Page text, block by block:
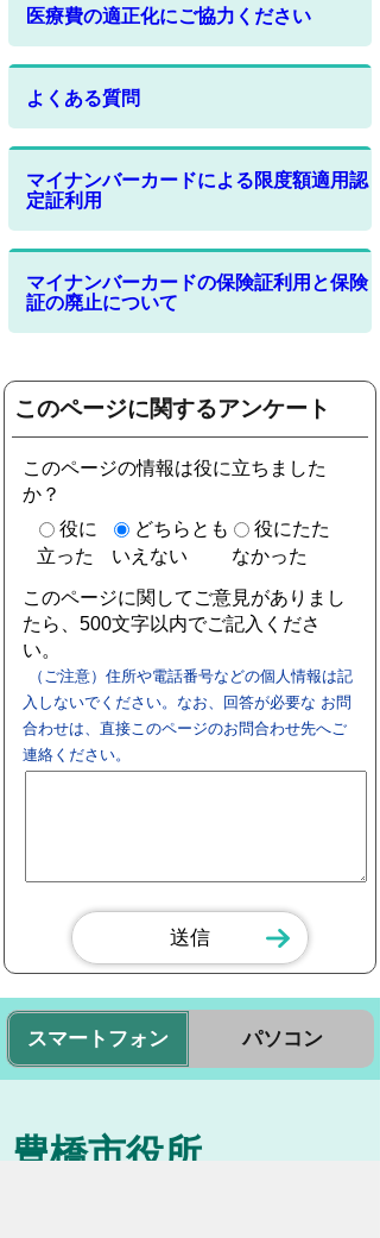
医療費の適正化にご協力ください
よくある質問
マイナンバーカードによる限度額適用認
定証利用
マイナンバーカードの保険証利用と保険
証の廃止について
このページに関するアンケート
このページの情報は役に立ちました
か？
役に
立った
どちらとも
いえない
役にたた
なかった
このページに関してご意見がありまし
たら、500文字以内でご記入くださ
い。
（ご注意）住所や電話番号などの個人情報は記
入しないでください。なお、回答が必要な お問
合わせは、直接このページのお問合わせ先へご
連絡ください。
スマートフォン パソコン
豊橋市役所